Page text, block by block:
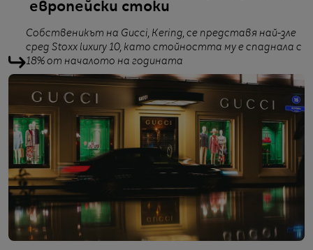
европейски стоки
Собственикът на Gucci, Kering, се представя най-зле
сред Stoxx luxury 10, като стойността му е спаднала с
18% от началото на годината